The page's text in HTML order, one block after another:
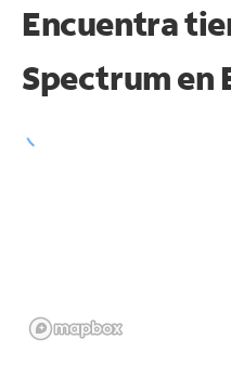
Encuentra
Spectrum en